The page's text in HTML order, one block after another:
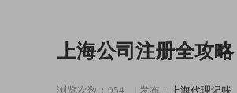
上海公司注册全攻
浏览次数：954 发布： 上海代理记账